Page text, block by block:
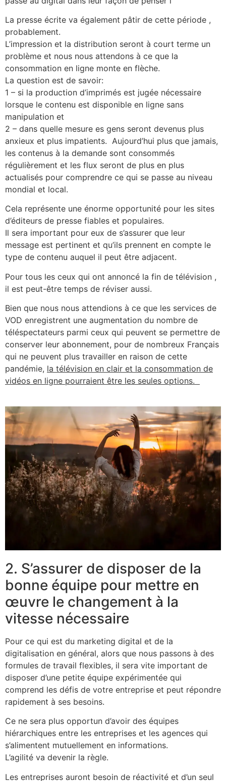
La presse écrite va également pâtir de cette période ,
probablement.
L’impression et la distribution seront à court terme un
problème et nous nous attendons à ce que la
consommation en ligne monte en flèche.
La question est de savoir:
1 – si la production d’imprimés est jugée nécessaire
lorsque le contenu est disponible en ligne sans
manipulation et
2 – dans quelle mesure es gens seront devenus plus
anxieux et plus impatients. Aujourd’hui plus que jamais,
les contenus à la demande sont consommés
régulièrement et les flux seront de plus en plus
actualisés pour comprendre ce qui se passe au niveau
mondial et local.
Cela représente une énorme opportunité pour les sites
d’éditeurs de presse fiables et populaires.
Il sera important pour eux de s’assurer que leur
message est pertinent et qu’ils prennent en compte le
type de contenu auquel il peut être adjacent.
Pour tous les ceux qui ont annoncé la fin de télévision ,
il est peut-être temps de réviser aussi.
Bien que nous nous attendions à ce que les services de
VOD enregistrent une augmentation du nombre de
téléspectateurs parmi ceux qui peuvent se permettre de
conserver leur abonnement, pour de nombreux Français
qui ne peuvent plus travailler en raison de cette
pandémie, la télévision en clair et la consommation de
vidéos en ligne pourraient être les seules options.
2. S’assurer de disposer de la
bonne équipe pour mettre en
œuvre le changement à la
vitesse nécessaire
Pour ce qui est du marketing digital et de la
digitalisation en général, alors que nous passons à des
formules de travail flexibles, il sera vite important de
disposer d’une petite équipe expérimentée qui
comprend les défis de votre entreprise et peut répondre
rapidement à ses besoins.
Ce ne sera plus opportun d’avoir des équipes
hiérarchiques entre les entreprises et les agences qui
s’alimentent mutuellement en informations.
​L’agilité va devenir la règle.
Les entreprises auront besoin de réactivité et d’un seul